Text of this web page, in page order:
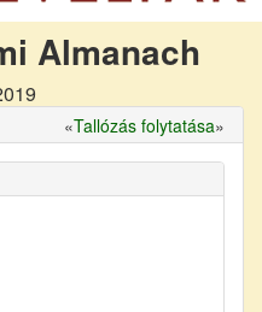
Almanach
«Tallózás folytatása»